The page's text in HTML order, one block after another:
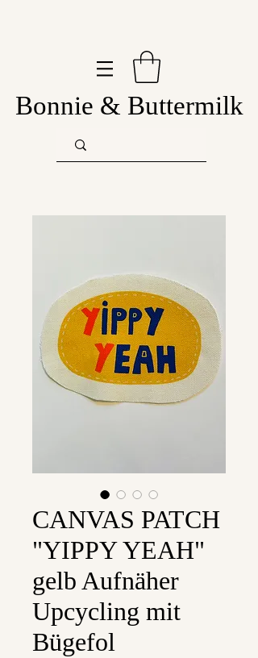
Bonnie & Buttermilk
CANVAS PATCH
"YIPPY YEAH"
gelb Aufnäher
Upcycling mit
Bügefol